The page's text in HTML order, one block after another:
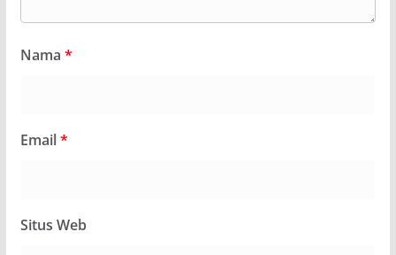
Nama *
Email*
Situs Web